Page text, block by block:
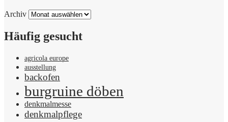
Archiv
Häufig gesucht
agricola europe
ausstellung
backofen
burgruine döben
denkmalmesse
denkmalpflege